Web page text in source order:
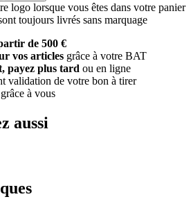
logo lorsque vous êtes dans votre panier
toujours livrés sans marquage
de 500 €
vos articles grâce à votre BAT
payez plus tard ou en ligne
validation de votre bon à tirer
grâce à vous
aussi